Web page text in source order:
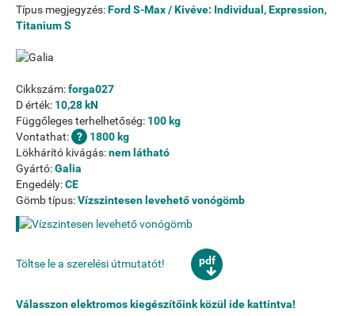
Típus megjegyzés:Ford S-Max / Kivéve: Individual, Expression,
Titanium S
Cikkszám:forga027
D érték: 10,28 kN
Függőleges terhelhetőség: 100 kg
Vontathat:
1800 kg
Lökhárító kivágás:nem látható
Gyártó:Galia
Engedély:CE
Gömb típus:Vízszintesen levehető vonógömb
Töltse le a szerelési útmutatót! pdf
Válasszon elektromos kiegészítőink közül ide kattintva!